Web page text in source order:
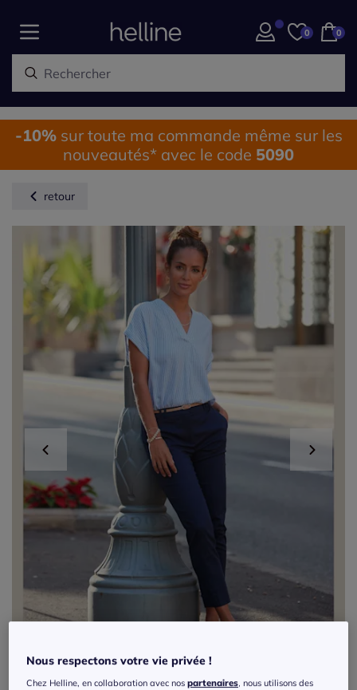
0 0
-10%sur toute ma commande même sur les
nouveautés* avec le code 5090
retour
Nous respectons votre vie privée !
Chez Helline, en collaboration avec nospartenaires, nous utilisons des